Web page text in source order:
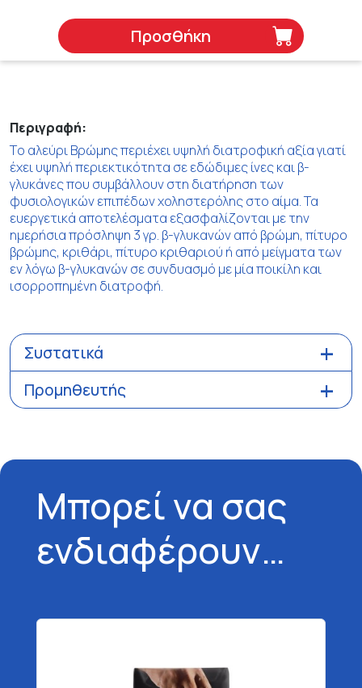
Προσθήκη
Περιγραφή:
Tο αλεύρι Βρώμης περιέχει υψηλή διατροφική αξία γιατί
έχει υψηλή περιεκτικότητα σε εδώδιμες ίνες και β-
γλυκάνες που συμβάλλουν στη διατήρηση των
φυσιολογικών επιπέδων χοληστερόλης στο αίμα. Τα
ευεργετικά αποτελέσματα εξασφαλίζονται με την
ημερήσια πρόσληψη 3 γρ. β-γλυκανών από βρώμη, πίτυρο
βρώμης, κριθάρι, πίτυρο κριθαριού ή από μείγματα των
εν λόγω β-γλυκανών σε συνδυασμό με μία ποικίλη και
ισορροπημένη διατροφή.
Συστατικά
Προμηθευτής
Μπορεί να σας
ενδιαφέρουν…